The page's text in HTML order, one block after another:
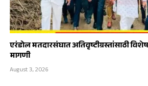
एरंडोल मतदारसंघात अतिवृष्टीग्रस्तांसाठी
मागणी
August 3, 2026